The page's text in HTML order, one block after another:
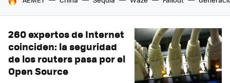
260 expertos de Internet
coinciden: la seguridad
de los routers pasa por el
Open Source